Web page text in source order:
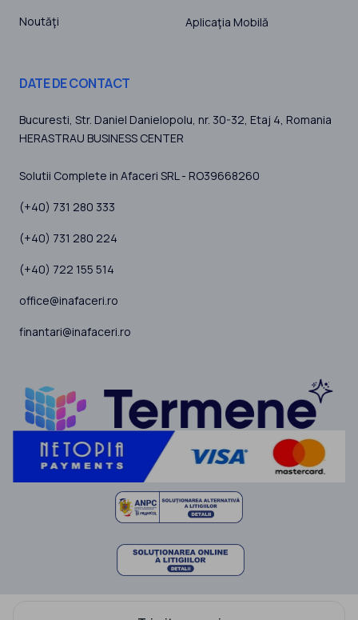
Noutăţi Aplicaţia Mobilă
DATE DE CONTACT
Bucuresti, Str. Daniel Danielopolu, nr. 30-32, Etaj 4, Romania
HERASTRAU BUSINESS CENTER
Solutii Complete in Afaceri SRL - RO39668260
(+40) 731 280 333
(+40) 731 280 224
(+40) 722 155 514
office@inafaceri.ro
finantari@inafaceri.ro